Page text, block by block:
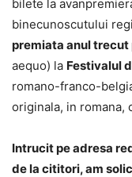
bilete la
binecunoscutului
premiata anul trecut
aequo) la Festivalul
romano-franco-
originala, in romana,
Intrucit pe adresa
de la cititori,am